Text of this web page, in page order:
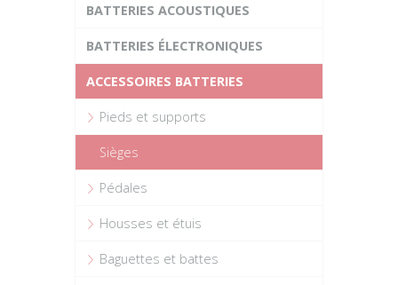
BATTERIES ACOUSTIQUES
BATTERIES ÉLECTRONIQUES
ACCESSOIRES BATTERIES
Pieds et supports
Sièges
Pédales
Housses et étuis
Baguettes et battes